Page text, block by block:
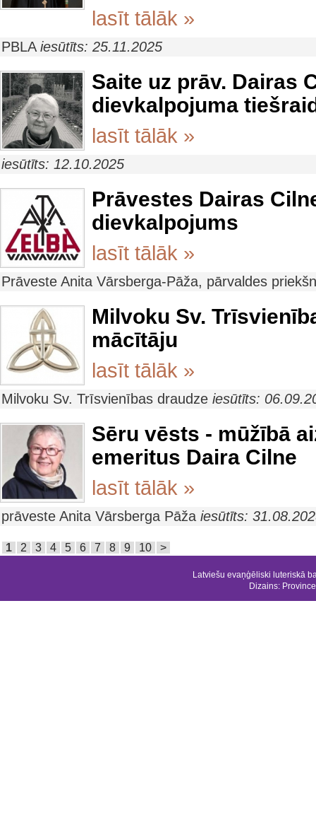
lasīt tālāk »
PBLA iesūtīts: 25.11.2025
Saite uz prāv. Dairas
dievkalpojuma
lasīt tālāk »
iesūtīts: 12.10.2025
Prāvestes Dairas
dievkalpojums
lasīt tālāk »
Prāveste Anita Vārsberga-Pāža, pārvaldes
Milvoku Sv.
mācītāju
lasīt tālāk »
Milvoku Sv. Trīsvienības draudze iesūtīts:
Sēru vēsts - mūžībā
emeritus Daira Cilne
lasīt tālāk »
prāveste Anita Vārsberga Pāža iesūtīts:
1 2 3 4 5 6 7 8 9 10 >
Latviešu evaņģēliski luteriskā
Dizains: